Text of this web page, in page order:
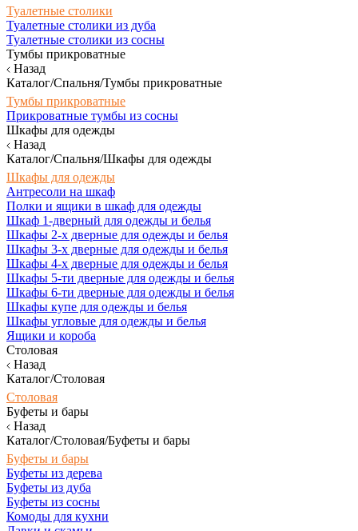
Туалетные столики
Туалетные столики из дуба
Туалетные столики из сосны
Тумбы прикроватные
Назад
Каталог/Спальня/Тумбы прикроватные
Тумбы прикроватные
Прикроватные тумбы из сосны
Шкафы для одежды
Назад
Каталог/Спальня/Шкафы для одежды
Шкафы для одежды
Антресоли на шкаф
Полки и ящики в шкаф для одежды
Шкаф 1-дверный для одежды и белья
Шкафы 2-х дверные для одежды и белья
Шкафы 3-х дверные для одежды и белья
Шкафы 4-х дверные для одежды и белья
Шкафы 5-ти дверные для одежды и белья
Шкафы 6-ти дверные для одежды и белья
Шкафы купе для одежды и белья
Шкафы угловые для одежды и белья
Ящики и короба
Столовая
Назад
Каталог/Столовая
Столовая
Буфеты и бары
Назад
Каталог/Столовая/Буфеты и бары
Буфеты и бары
Буфеты из дерева
Буфеты из дуба
Буфеты из сосны
Комоды для кухни